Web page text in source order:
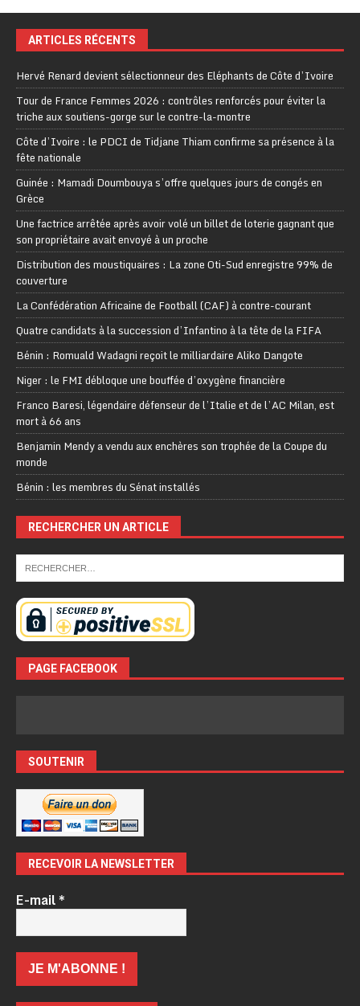
ARTICLES RÉCENTS
Hervé Renard devient sélectionneur des Eléphants de Côte d’Ivoire
Tour de France Femmes 2026 : contrôles renforcés pour éviter la
triche aux soutiens-gorge sur le contre-la-montre
Côte d’Ivoire : le PDCI de Tidjane Thiam confirme sa présence à la
fête nationale
Guinée : Mamadi Doumbouya s’offre quelques jours de congés en
Grèce
Une factrice arrêtée après avoir volé un billet de loterie gagnant que
son propriétaire avait envoyé à un proche
Distribution des moustiquaires : La zone Oti-Sud enregistre 99% de
couverture
La Confédération Africaine de Football (CAF) à contre-courant
Quatre candidats à la succession d’Infantino à la tête de la FIFA
Bénin : Romuald Wadagni reçoit le milliardaire Aliko Dangote
Niger : le FMI débloque une bouffée d’oxygène financière
Franco Baresi, légendaire défenseur de l’Italie et de l’AC Milan, est
mort à 66 ans
Benjamin Mendy a vendu aux enchères son trophée de la Coupe du
monde
Bénin : les membres du Sénat installés
RECHERCHER UN ARTICLE
PAGE FACEBOOK
SOUTENIR
RECEVOIR LA NEWSLETTER
E-mail*